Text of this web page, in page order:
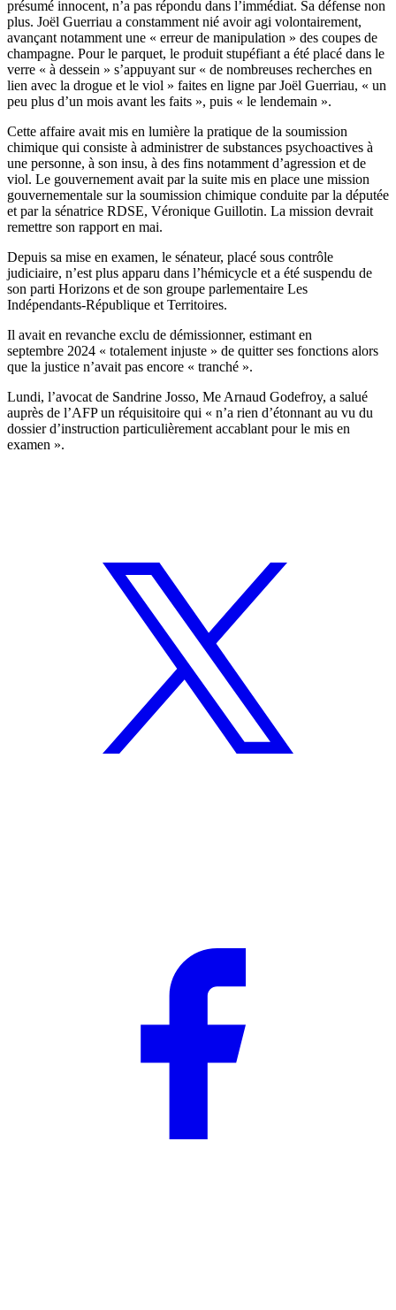
présumé innocent, n’a pas répondu dans l’immédiat. Sa défense non
plus. Joël Guerriau a constamment nié avoir agi volontairement,
avançant notamment une « erreur de manipulation » des coupes de
champagne. Pour le parquet, le produit stupéfiant a été placé dans le
verre « à dessein » s’appuyant sur « de nombreuses recherches en
lien avec la drogue et le viol » faites en ligne par Joël Guerriau, « un
peu plus d’un mois avant les faits », puis « le lendemain ».
Cette affaire avait mis en lumière la pratique de la soumission
chimique qui consiste à administrer de substances psychoactives à
une personne, à son insu, à des fins notamment d’agression et de
viol. Le gouvernement avait par la suite mis en place une mission
gouvernementale sur la soumission chimique conduite par la députée
et par la sénatrice RDSE, Véronique Guillotin. La mission devrait
remettre son rapport en mai.
Depuis sa mise en examen, le sénateur, placé sous contrôle
judiciaire, n’est plus apparu dans l’hémicycle et a été suspendu de
son parti Horizons et de son groupe parlementaire Les
Indépendants-République et Territoires.
Il avait en revanche exclu de démissionner, estimant en
septembre 2024 « totalement injuste » de quitter ses fonctions alors
que la justice n’avait pas encore « tranché ».
Lundi, l’avocat de Sandrine Josso, Me Arnaud Godefroy, a salué
auprès de l’AFP un réquisitoire qui « n’a rien d’étonnant au vu du
dossier d’instruction particulièrement accablant pour le mis en
examen ».